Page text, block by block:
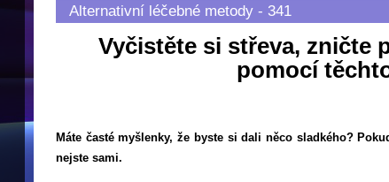
Alternativní léčebné metody - 341
Vyčistěte si střeva, zničte
pomocí
Máte časté myšlenky, že byste si dali něco sladkého?
nejste sami.